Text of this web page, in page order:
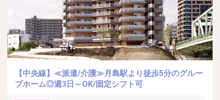
【中央線】≪派遣/介護≫月島駅より徒歩5分のグルー
プホーム◎週3日～OK/固定シフト可